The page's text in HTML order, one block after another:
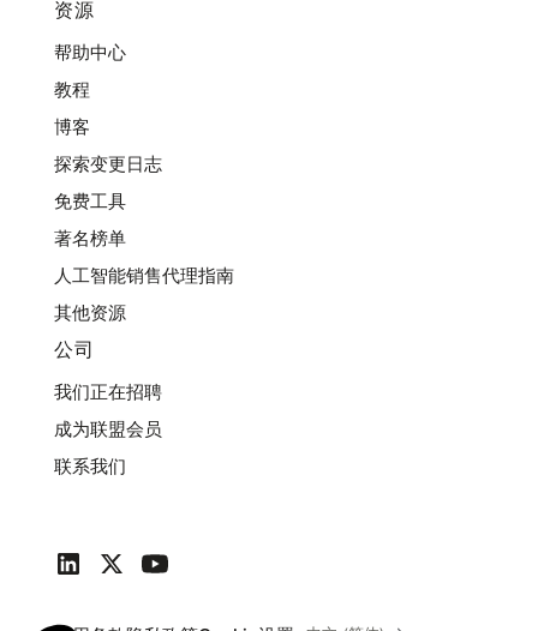
资源
帮助中心
教程
博客
探索变更日志
免费工具
著名榜单
人工智能销售代理指南
其他资源
公司
我们正在招聘
成为联盟会员
联系我们